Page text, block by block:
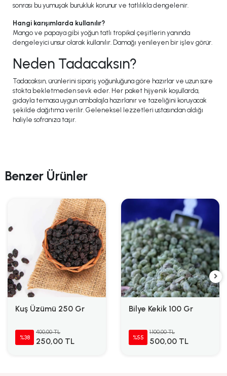
sonrası bu yumuşak burukluk korunur ve tatlılıkla dengelenir.
Hangi karışımlarda kullanılır?
Mango ve papaya gibi yoğun tatlı tropikal çeşitlerin yanında
dengeleyici unsur olarak kullanılır. Damağı yenileyen bir işlev görür.
Neden Tadacaksın?
Tadacaksın, ürünlerini sipariş yoğunluğuna göre hazırlar ve uzun süre
stokta bekletmeden sevk eder. Her paket hijyenik koşullarda,
gıdayla temasa uygun ambalajla hazırlanır ve tazeliğini koruyacak
şekilde dağıtıma verilir. Geleneksel lezzetleri ustasından aldığı
haliyle sofranıza taşır.
Benzer Ürünler
Kuş Üzümü 250 Gr
%38
400,00 TL
250,00 TL
Bilye Kekik 100 Gr
%55
1.100,00 TL
500,00 TL